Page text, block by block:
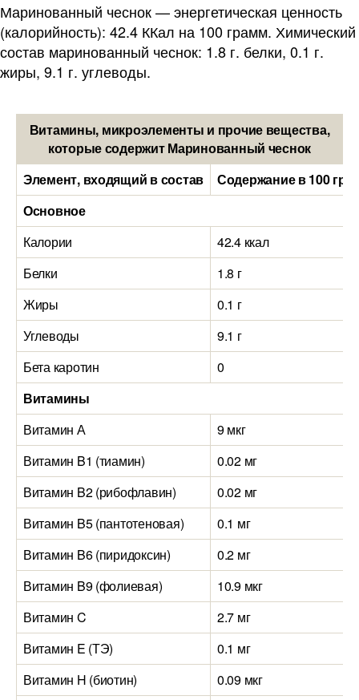
Маринованный чеснок — энергетическая ценность
(калорийность): 42.4 ККал на 100 грамм. Химический
состав маринованный чеснок: 1.8 г. белки, 0.1 г.
жиры, 9.1 г. углеводы.
Витамины, микроэлементы и прочие вещества,
которые содержит Маринованный чеснок
Элемент, входящий в состав
Содержание в 100
Основное
Калории
42.4 ккал
Белки
1.8 г
Жиры
0.1 г
Углеводы
9.1 г
Бета каротин
0
Витамины
Витамин А
9 мкг
Витамин B1 (тиамин)
0.02 мг
Витамин B2 (рибофлавин)
0.02 мг
Витамин B5 (пантотеновая)
0.1 мг
Витамин B6 (пиридоксин)
0.2 мг
Витамин B9 (фолиевая)
10.9 мкг
Витамин C
2.7 мг
Витамин E (ТЭ)
0.1 мг
Витамин H (биотин)
0.09 мкг